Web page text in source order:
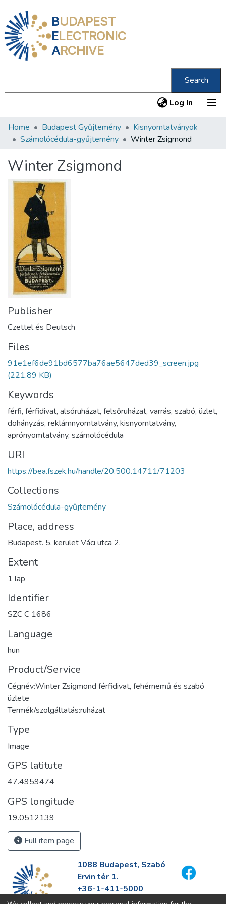
BUDAPEST
ELECTRONIC
ARCHIVE
Search
Log In (current)
Communities & Collections
Statistics
About us
Home Budapest Gyűjtemény
Kisnyomtatványok
Számolócédula-gyűjtemény
Winter Zsigmond
Winter Zsigmond
Publisher
Czettel és Deutsch
Files
91e1ef6de91bd6577ba76ae5647ded39_screen.jpg
(221.89 KB)
Keywords
férfi, férfidivat, alsóruházat, felsőruházat, varrás, szabó, üzlet,
dohányzás, reklámnyomtatvány, kisnyomtatvány,
aprónyomtatvány, számolócédula
URI
https://bea.fszek.hu/handle/20.500.14711/71203
Collections
Számolócédula-gyűjtemény
Place, address
Budapest. 5. kerület Váci utca 2.
Extent
1 lap
Identifier
SZC C 1686
Language
hun
Product/Service
Cégnév:Winter Zsigmond férfidivat, fehérnemű és szabó
üzlete
Termék/szolgáltatás:ruházat
Type
Image
GPS latitute
47.4959474
GPS longitude
19.0512139
Full item page
1088 Budapest, Szabó
Ervin tér 1.
+36-1-411-5000
info@fszek.hu